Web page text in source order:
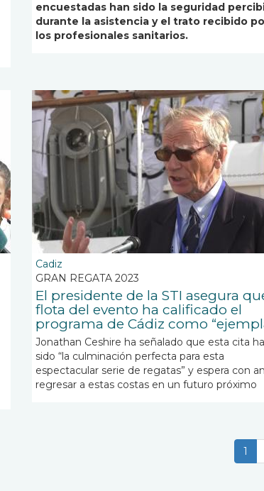
encuestadas han sido la seguridad
durante la asistencia y el trato recibido
los profesionales sanitarios.
Cadiz
GRAN REGATA 2023
El presidente de la STI asegura
flota del evento ha calificado el
programa de Cádiz como
Jonathan Ceshire ha señalado que esta cita ha
sido “la culminación perfecta para esta
espectacular serie de regatas” y espera con
regresar a estas costas en un futuro próximo
1